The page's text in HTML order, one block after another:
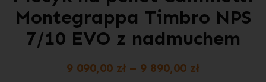
Montegrappa Timbro NPS
7/10 EVO z nadmuchem
9 090,00 zł – 9 890,00 zł